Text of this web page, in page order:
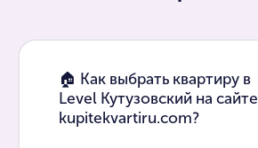
🏠 Как выбрать квартиру в
Level Кутузовский на сайте
kupitekvartiru.com?